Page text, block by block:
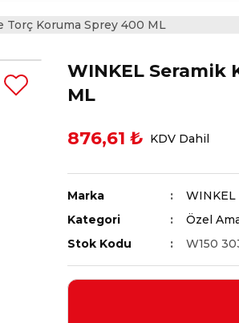
Torç Koruma Sprey 400 ML
WINKEL Seramik
ML
876,61 ₺ KDV Dahil
Marka
WINKEL
Kategori
Özel
Stok Kodu
W150